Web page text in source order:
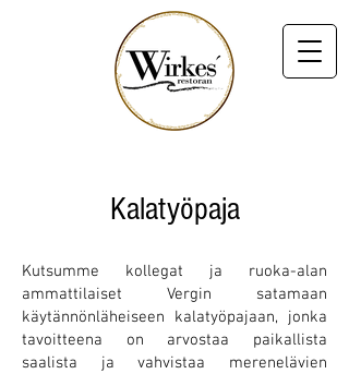
Kalatyöpaja
Kutsumme kollegat ja ruoka-alan
ammattilaiset Vergin satamaan
käytännönläheiseen kalatyöpajaan, jonka
tavoitteena on arvostaa paikallista
saalista ja vahvistaa merenelävien